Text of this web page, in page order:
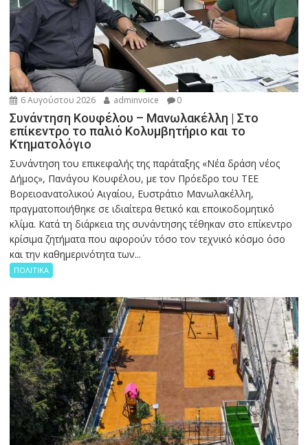
6 Αυγούστου 2026 adminvoice 0
Συνάντηση Κουφέλου – Μανωλακέλλη | Στο
επίκεντρο το παλιό Κολυμβητήριο και το
Κτηματολόγιο
Συνάντηση του επικεφαλής της παράταξης «Νέα δράση νέος
Δήμος», Πανάγου Κουφέλου, με τον Πρόεδρο του ΤΕΕ
Βορειοανατολικού Αιγαίου, Ευστράτιο Μανωλακέλλη,
πραγματοποιήθηκε σε ιδιαίτερα θετικό και εποικοδομητικό
κλίμα. Κατά τη διάρκεια της συνάντησης τέθηκαν στο επίκεντρο
κρίσιμα ζητήματα που αφορούν τόσο τον τεχνικό κόσμο όσο
και την καθημερινότητα των...
ΠΟΛΙΤΙΚΑ